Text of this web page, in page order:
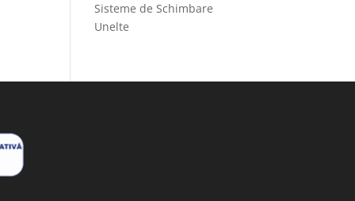
Sisteme de Schimbare
Unelte